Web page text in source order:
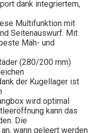
dank integriertem,
Multifunktion mit
Seitenauswurf. Mit
Mäh- und
(280/200 mm)
der Kugellager ist
wird optimal
kann das
Die
wann geleert werden